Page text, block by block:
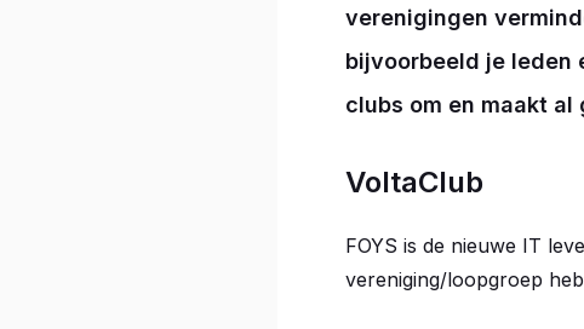
verenigingen
bijvoorbeeld je leden
clubs om en maakt
VoltaClub
FOYS is de nieuwe IT
vereniging/loopgroep